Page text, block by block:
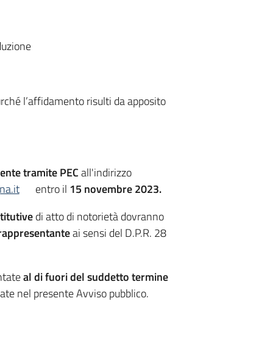
l’affidamento risulti da apposito
tramite PECall'indirizzo
entro il 15 novembre 2023.
di atto di notorietà dovranno
ai sensi del D.P.R. 28
al di fuori del suddetto termine
nel presente Avviso pubblico.